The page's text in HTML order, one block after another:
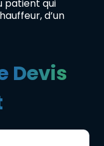
patient qui
d’un
Devis